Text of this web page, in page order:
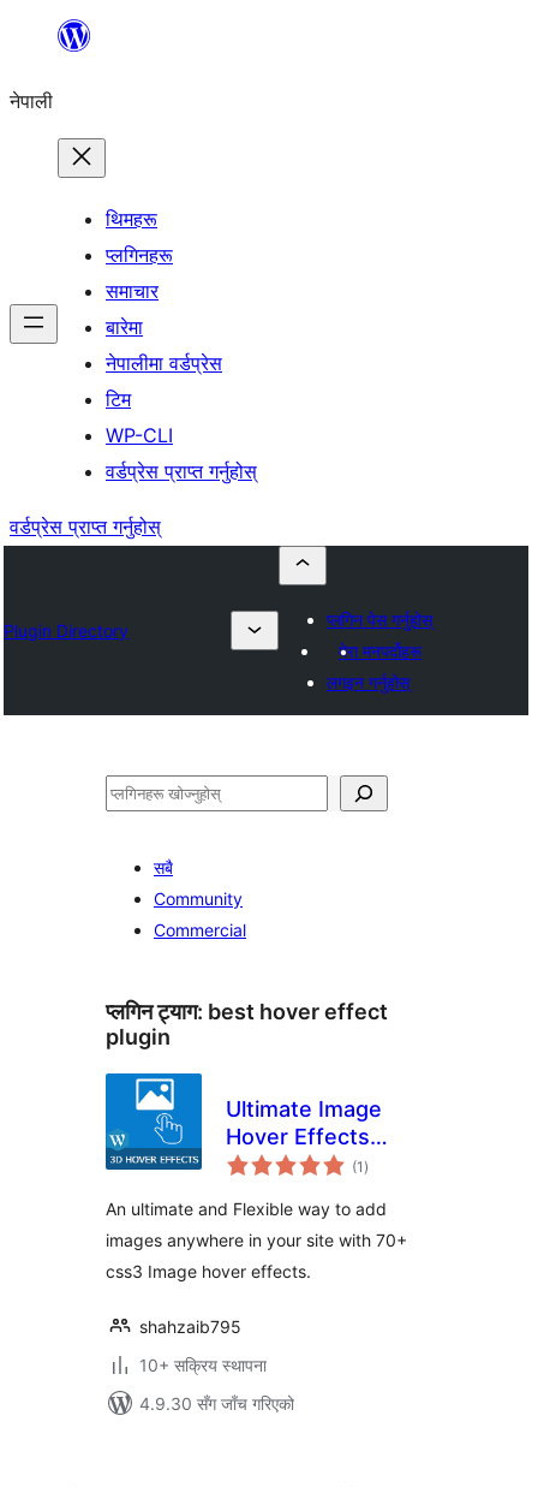
सामग्रीमा
नेपाली
थिमहरू
प्लगिनहरू
समाचार
बारेमा
नेपालीमा वर्डप्रेस
टिम
WP-CLI
वर्डप्रेस प्राप्त गर्नुहोस्
वर्डप्रेस प्राप्त गर्नुहोस्
Plugin Directory
प्लगिन पेस गर्नुहोस्
मेरा मनपर्दोहरू
लगइन गर्नुहोस्
खोज्नुहोस्
सबै
Community
Commercial
प्लगिन ट्याग: best hover effect
plugin
Ultimate Image
Hover Effects
CSS3 – Photo
(1 कुल
रेटिङ्गहरू
)
An ultimate and Flexible way to add
images anywhere in your site with 70+
css3 Image hover effects.
shahzaib795
10+ सक्रिय स्थापना
4.9.30 सँग जाँच गरिएको